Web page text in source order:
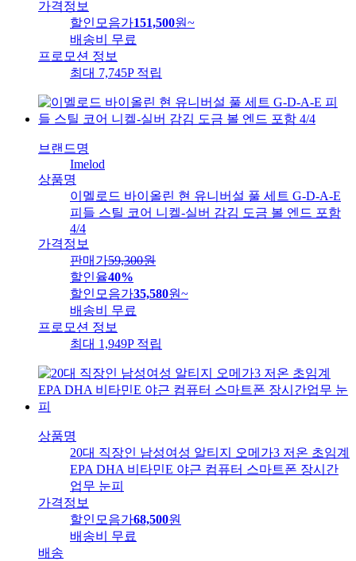
가격정보
할인모음가151,500원~
배송비
무료
프로모션 정보
최대 7,745P 적립
브랜드명
Imelod
상품명
이멜로드 바이올린 현 유니버설 풀 세트 G-D-A-E
피들 스틸 코어 니켈-실버 감김 도금 볼 엔드 포함
4/4
가격정보
판매가59,300원
할인율40%
할인모음가35,580원~
배송비
무료
프로모션 정보
최대 1,949P 적립
상품명
20대 직장인 남성여성 알티지 오메가3 저온 초임계
EPA DHA 비타민E 야근 컴퓨터 스마트폰 장시간
업무 눈피
가격정보
할인모음가68,500원
배송비
무료
배송